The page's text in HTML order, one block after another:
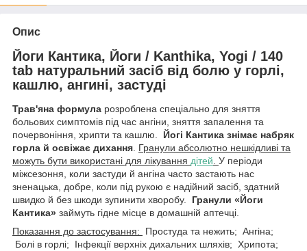
Опис
Йоги Кантикa, Йоги / Kanthika, Yogi / 140
tab натуральний засіб від болю у горлі,
кашлю, ангині, застуді
Трав'яна формула розроблена спеціально для зняття
больових симптомів під час ангіни, зняття запалення та
почервоніння, хрипти та кашлю. Йогі Кантика знімає набряк
горла й освіжає дихання. Гранули абсолютно нешкідливі та
можуть бути використані для лікування дітей. У періоди
міжсезоння, коли застуди й ангіна часто застають нас
зненацька, добре, коли під рукою є надійний засіб, здатний
швидко й без шкоди зупинити хворобу.
Гранули «Йоги
Кантика» займуть гідне місце в домашній аптечці.
Показання до застосування:
Простуда та нежить; Ангіна;
Болі в горлі; Інфекції верхніх дихальних шляхів; Хрипота;